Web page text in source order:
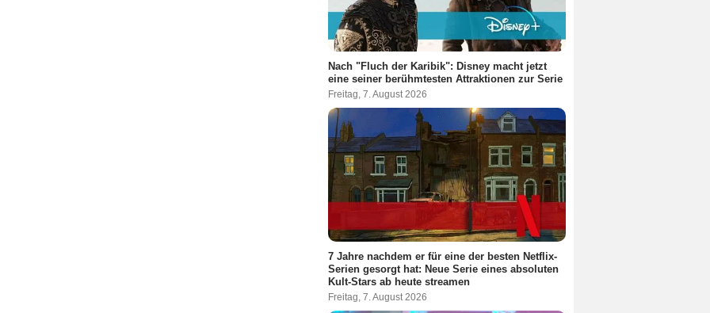
Nach "Fluch der Karibik": Disney macht jetzt
eine seiner berühmtesten Attraktionen zur Serie
Freitag, 7. August 2026
7 Jahre nachdem er für eine der besten Netflix-
Serien gesorgt hat: Neue Serie eines absoluten
Kult-Stars ab heute streamen
Freitag, 7. August 2026